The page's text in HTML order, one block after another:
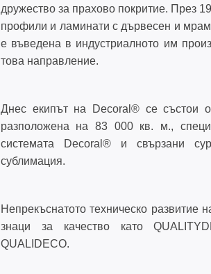
ТЕРМО
60 ММ – TBS
дружество за прахово покритие. През
профили и ламинати с дървесен и
е въведена в индустриалното им
това направление.
Днес екипът на Decoral® се състои
разположена на 83 000 кв. м.,
системата Decoral® и свързани
сублимация.
Непрекъснатото техническо развитие
знаци за качество като
QUALIDECO.